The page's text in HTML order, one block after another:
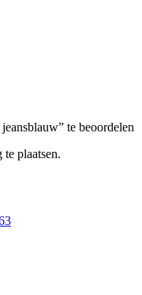
te beoordelen
te plaatsen.